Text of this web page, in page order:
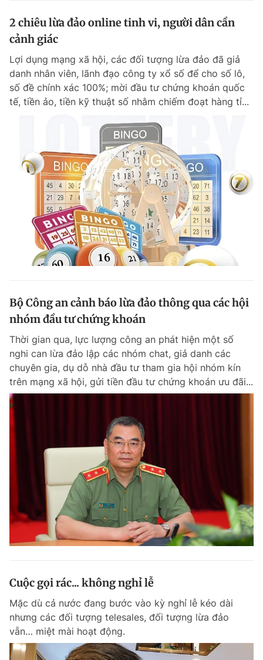
2 chiêu lừa đảo online tinh vi, người dân cần
cảnh giác
Lợi dụng mạng xã hội, các đối tượng lừa đảo đã giả
danh nhân viên, lãnh đạo công ty xổ số để cho số lô,
số đề chính xác 100%; mời đầu tư chứng khoán quốc
tế, tiền ảo, tiền kỹ thuật số nhằm chiếm đoạt hàng tỉ...
Bộ Công an cảnh báo lừa đảo thông qua các hội
nhóm đầu tư chứng khoán
Thời gian qua, lực lượng công an phát hiện một số
nghi can lừa đảo lập các nhóm chat, giả danh các
chuyên gia, dụ dỗ nhà đầu tư tham gia hội nhóm kín
trên mạng xã hội, gửi tiền đầu tư chứng khoán ưu đãi...
Cuộc gọi rác... không nghỉ lễ
Mặc dù cả nước đang bước vào kỳ nghỉ lễ kéo dài
nhưng các đối tượng telesales, đối tượng lừa đảo
vẫn… miệt mài hoạt động.